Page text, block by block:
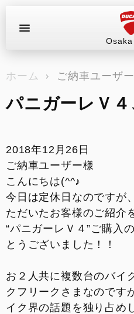
ラインアップ
サービス情報
ブログ（最新情報）
試乗車
イベント&ツーリング
販売情報
お支払いシミュレーショ
コンフィギュレーター
ホーム ご納車ユーザ
パニガーレＶ４
2018年12月26日
ご納車ユーザー様
こんにちは(^^♪
今日は定休日なのですが
ただいたお客様のご紹介
“パニガーレＶ４”ご購入
とうございました！！
お２人共に複数台のバイ
クフリークさまなのです
イク界の話題を独り占め